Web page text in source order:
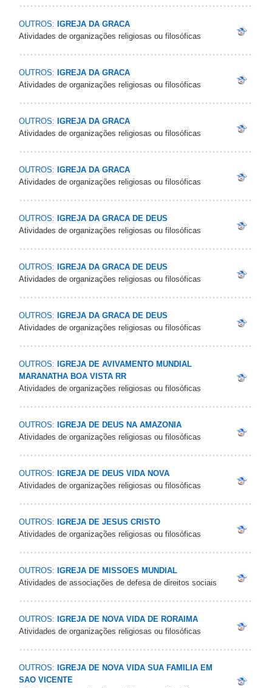
OUTROS: IGREJA DA GRACA
Atividades de organizações religiosas ou filosóficas
OUTROS: IGREJA DA GRACA
Atividades de organizações religiosas ou filosóficas
OUTROS: IGREJA DA GRACA
Atividades de organizações religiosas ou filosóficas
OUTROS: IGREJA DA GRACA
Atividades de organizações religiosas ou filosóficas
OUTROS: IGREJA DA GRACA DE DEUS
Atividades de organizações religiosas ou filosóficas
OUTROS: IGREJA DA GRACA DE DEUS
Atividades de organizações religiosas ou filosóficas
OUTROS: IGREJA DA GRACA DE DEUS
Atividades de organizações religiosas ou filosóficas
OUTROS: IGREJA DE AVIVAMENTO MUNDIAL
MARANATHA BOA VISTA RR
Atividades de organizações religiosas ou filosóficas
OUTROS: IGREJA DE DEUS NA AMAZONIA
Atividades de organizações religiosas ou filosóficas
OUTROS: IGREJA DE DEUS VIDA NOVA
Atividades de organizações religiosas ou filosóficas
OUTROS: IGREJA DE JESUS CRISTO
Atividades de organizações religiosas ou filosóficas
OUTROS: IGREJA DE MISSOES MUNDIAL
Atividades de associações de defesa de direitos sociais
OUTROS: IGREJA DE NOVA VIDA DE RORAIMA
Atividades de organizações religiosas ou filosóficas
OUTROS: IGREJA DE NOVA VIDA SUA FAMILIA EM
SAO VICENTE